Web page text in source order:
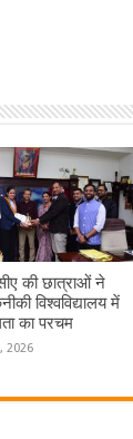
की छात्राओं ने
विश्वविद्यालय में
का परचम
2026